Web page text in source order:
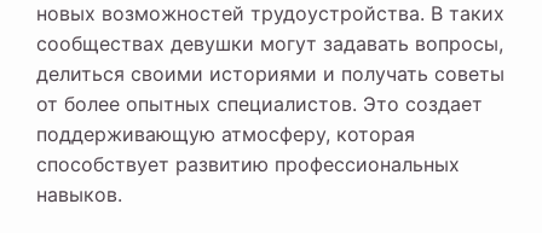
новых возможностей трудоустройства. В таких
сообществах девушки могут задавать вопросы,
делиться своими историями и получать советы
от более опытных специалистов. Это создает
поддерживающую атмосферу, которая
способствует развитию профессиональных
навыков.